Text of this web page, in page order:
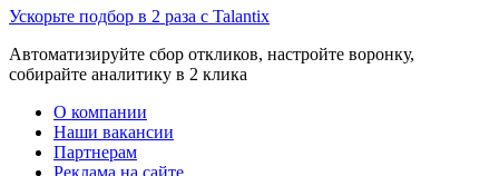
Ускорьте подбор в 2 раза с Talantix
Автоматизируйте сбор откликов, настройте воронку,
собирайте аналитику в 2 клика
О компании
Наши вакансии
Партнерам
Реклама на сайте